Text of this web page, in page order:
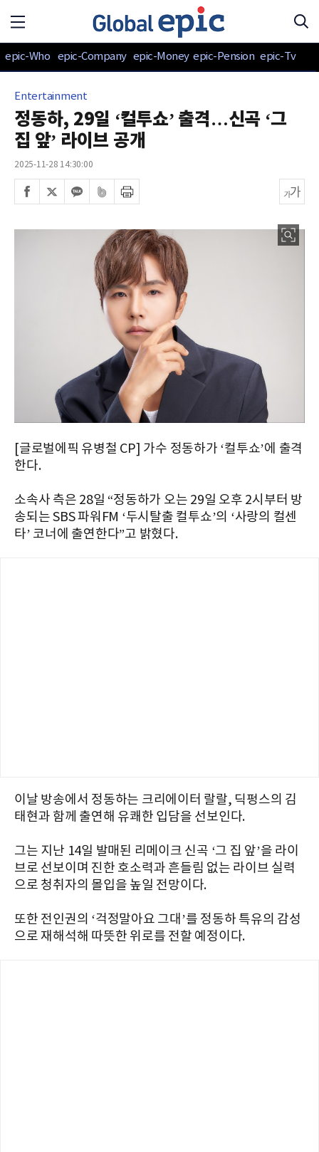
epic-Who epic-Company epic-Money epic-Pension epic-Tv
Entertainment
정동하, 29일 ‘컬투쇼’ 출격…신곡 ‘그
집 앞’ 라이브 공개
2025-11-28 14:30:00
[글로벌에픽 유병철 CP] 가수 정동하가 ‘컬투쇼’에 출격
한다.
소속사 측은 28일 “정동하가 오는 29일 오후 2시부터 방
송되는 SBS 파워FM ‘두시탈출 컬투쇼’의 ‘사랑의 컬센
타’ 코너에 출연한다”고 밝혔다.
이날 방송에서 정동하는 크리에이터 랄랄, 딕펑스의 김
태현과 함께 출연해 유쾌한 입담을 선보인다.
그는 지난 14일 발매된 리메이크 신곡 ‘그 집 앞’을 라이
브로 선보이며 진한 호소력과 흔들림 없는 라이브 실력
으로 청취자의 몰입을 높일 전망이다.
또한 전인권의 ‘걱정말아요 그대’를 정동하 특유의 감성
으로 재해석해 따뜻한 위로를 전할 예정이다.